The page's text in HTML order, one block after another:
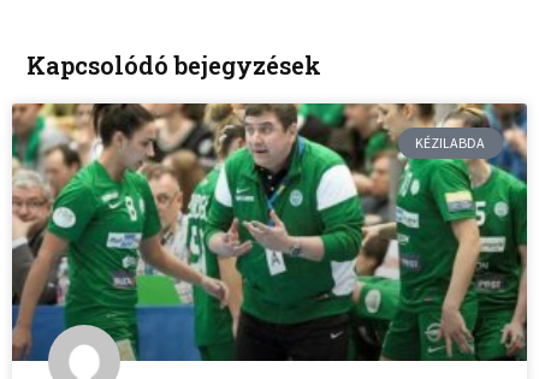
Kapcsolódó bejegyzések
KÉZILABDA